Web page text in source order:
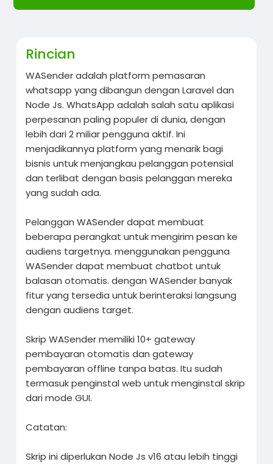
Rincian
WASender adalah platform pemasaran
whatsapp yang dibangun dengan Laravel dan
Node Js. WhatsApp adalah salah satu aplikasi
perpesanan paling populer di dunia, dengan
lebih dari 2 miliar pengguna aktif. Ini
menjadikannya platform yang menarik bagi
bisnis untuk menjangkau pelanggan potensial
dan terlibat dengan basis pelanggan mereka
yang sudah ada.
Pelanggan WASender dapat membuat
beberapa perangkat untuk mengirim pesan ke
audiens targetnya. menggunakan pengguna
WASender dapat membuat chatbot untuk
balasan otomatis. dengan WASender banyak
fitur yang tersedia untuk berinteraksi langsung
dengan audiens target.
Skrip WASender memiliki 10+ gateway
pembayaran otomatis dan gateway
pembayaran offline tanpa batas. Itu sudah
termasuk penginstal web untuk menginstal skrip
dari mode GUI.
Catatan:
Skrip ini diperlukan Node Js v16 atau lebih tinggi